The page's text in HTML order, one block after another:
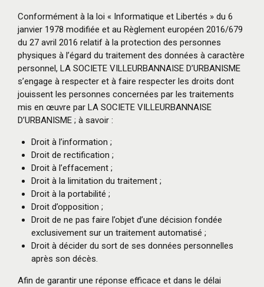
Conformément à la loi « Informatique et Libertés » du 6
janvier 1978 modifiée et au Règlement européen 2016/679
du 27 avril 2016 relatif à la protection des personnes
physiques à l’égard du traitement des données à caractère
personnel, LA SOCIETE VILLEURBANNAISE D’URBANISME
s’engage à respecter et à faire respecter les droits dont
jouissent les personnes concernées par les traitements
mis en œuvre par LA SOCIETE VILLEURBANNAISE
D’URBANISME ; à savoir :
Droit à l’information ;
Droit de rectification ;
Droit à l’effacement ;
Droit à la limitation du traitement ;
Droit à la portabilité ;
Droit d’opposition ;
Droit de ne pas faire l’objet d’une décision fondée
exclusivement sur un traitement automatisé ;
Droit à décider du sort de ses données personnelles
après son décès.
Afin de garantir une réponse efficace et dans le délai